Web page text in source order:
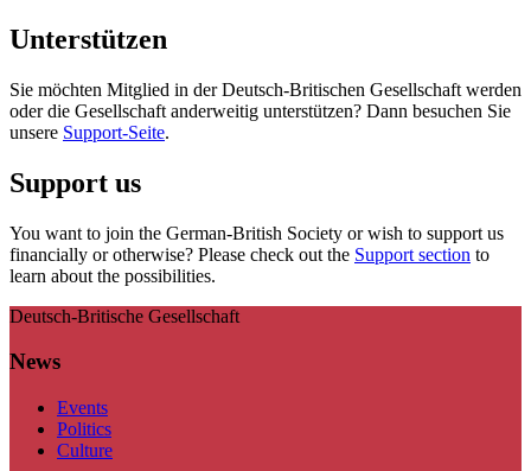
Unterstützen
Sie möchten Mitglied in der Deutsch-Britischen Gesellschaft werden
oder die Gesellschaft anderweitig unterstützen? Dann besuchen Sie
unsere Support-Seite.
Support us
You want to join the German-British Society or wish to support us
financially or otherwise? Please check out the Support section to
learn about the possibilities.
Deutsch-Britische Gesellschaft
News
Events
Politics
Culture